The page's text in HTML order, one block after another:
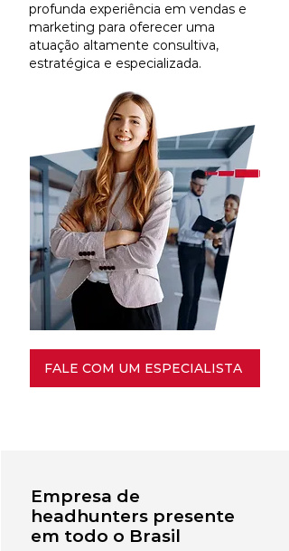
profunda experiência em vendas e
marketing para oferecer uma
atuação altamente consultiva,
estratégica e especializada.
FALE COM UM ESPECIALISTA
Empresa de
headhunters presente
em todo o Brasil